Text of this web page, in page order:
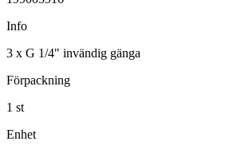
Info
3 x G 1/4" invändig gänga
Förpackning
1 st
Enhet